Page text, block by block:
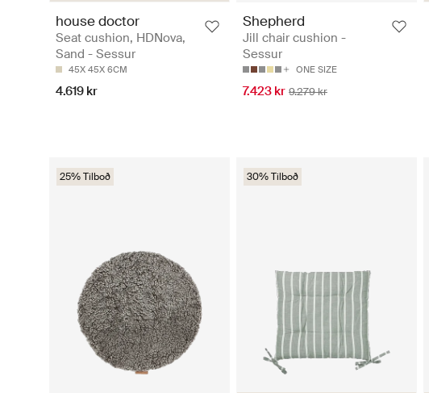
house doctor
Seat cushion, HDNova,
Sand - Sessur
45X 45X 6CM
4.619 kr
Shepherd
Jill chair cushion -
Sessur
ONE SIZE
7.423 kr 9.279 kr
25% Tilboð 30% Tilboð